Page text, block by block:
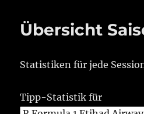
Übersicht
Statistiken für jede
Tipp-Statistik für